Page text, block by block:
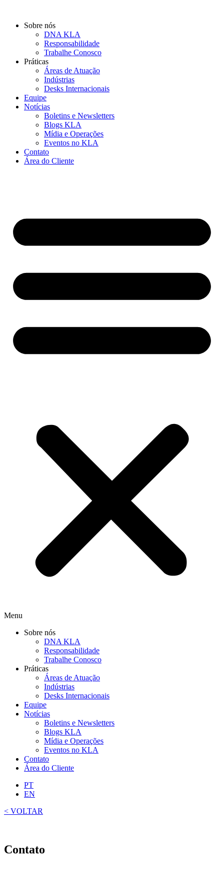
Sobre nós
DNA KLA
Responsabilidade
Trabalhe Conosco
Práticas
Áreas de Atuação
Indústrias
Desks Internacionais
Equipe
Notícias
Boletins e Newsletters
Blogs KLA
Mídia e Operações
Eventos no KLA
Contato
Área do Cliente
Menu
Sobre nós
DNA KLA
Responsabilidade
Trabalhe Conosco
Práticas
Áreas de Atuação
Indústrias
Desks Internacionais
Equipe
Notícias
Boletins e Newsletters
Blogs KLA
Mídia e Operações
Eventos no KLA
Contato
Área do Cliente
PT
EN
< VOLTAR
Contato